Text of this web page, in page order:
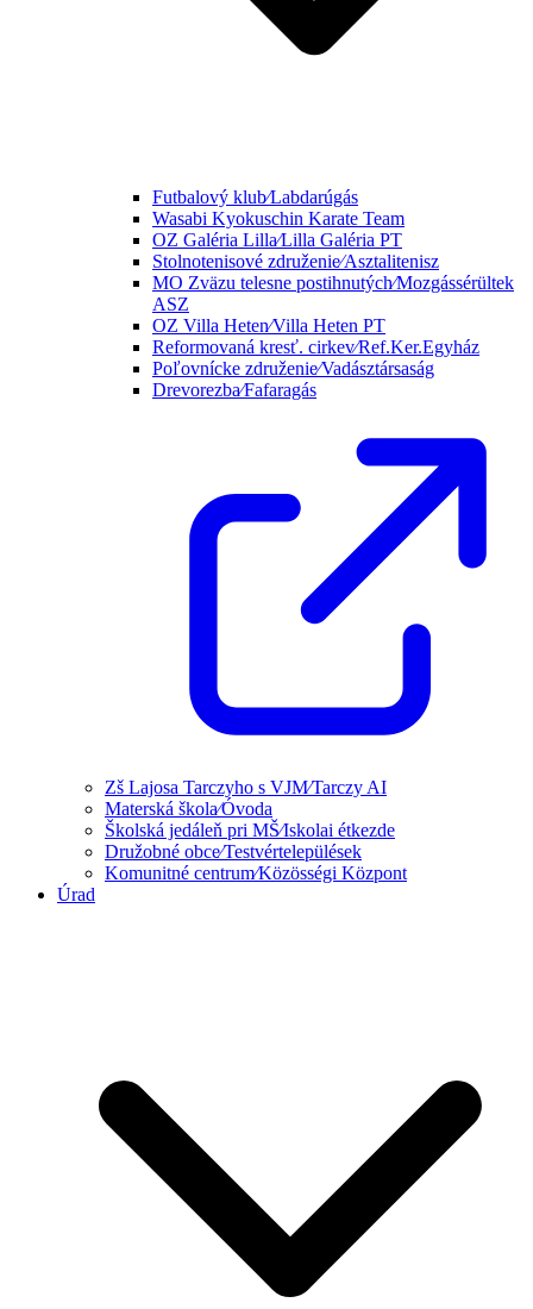
Futbalový klub⁄Labdarúgás
Wasabi Kyokuschin Karate Team
OZ Galéria Lilla⁄Lilla Galéria PT
Stolnotenisové združenie⁄Asztalitenisz
MO Zväzu telesne postihnutých⁄Mozgássérültek
ASZ
OZ Villa Heten⁄Villa Heten PT
Reformovaná kresť. cirkev⁄Ref.Ker.Egyház
Poľovnícke združenie⁄Vadásztársaság
Drevorezba⁄Fafaragás
Zš Lajosa Tarczyho s VJM⁄Tarczy AI
Materská škola⁄Óvoda
Školská jedáleň pri MŠ⁄Iskolai étkezde
Družobné obce⁄Testvértelepülések
Komunitné centrum⁄Közösségi Központ
Úrad